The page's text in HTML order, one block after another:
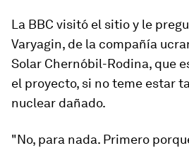
La BBC visitó el sitio y le
Varyagin, de la compañía
Solar Chernóbil-Rodina, que
el proyecto, si no teme estar
nuclear dañado.
"No, para nada. Primero